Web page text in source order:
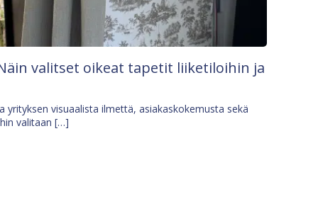
valitset oikeat tapetit liiketiloihin ja
visuaalista ilmettä, asiakaskokemusta sekä
valitaan […]